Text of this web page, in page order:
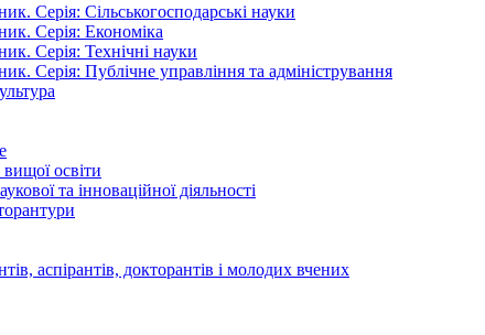
Серія: Сільськогосподарські науки
Серія: Економіка
Серія: Технічні науки
Серія: Публічне управління та адміністрування
вищої освіти
та інноваційної діяльності
аспірантів, докторантів і молодих вчених